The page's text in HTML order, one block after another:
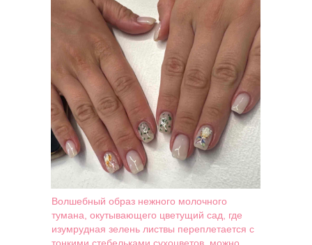
Волшебный образ нежного молочного
тумана, окутывающего цветущий сад, где
изумрудная зелень листвы переплетается с